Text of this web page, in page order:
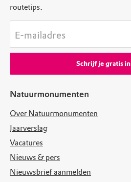
Natuurmonumenten
Over Natuurmonumenten
Jaarverslag
Vacatures
Nieuws & pers
Nieuwsbrief aanmelden
routetips.
E-mailadres
Schrijf je gratis in